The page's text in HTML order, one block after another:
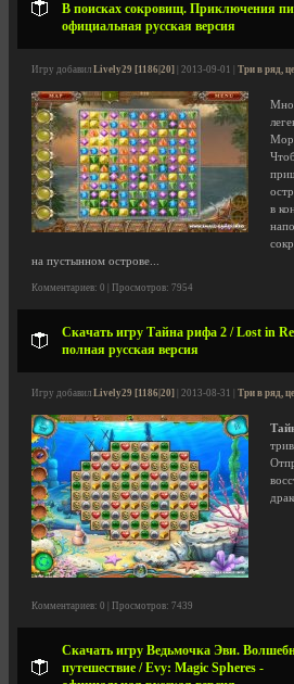
В поисках сокровищ. Приключения
официальная русская версия
Игру добавил Lively29 [1186|20] | 2013-09-01 | Три в ряд,
в
на пустынном острове...
Комментариев: 0 | Просмотров: 7954
Скачать игру Тайна рифа 2 / Lost in
полная русская версия
Игру добавил Lively29 [1186|20] | 2013-08-31 | Три в ряд,
Комментариев: 0 | Просмотров: 7439
Скачать игру Ведьмочка Эви.
путешествие / Evy: Magic Spheres -